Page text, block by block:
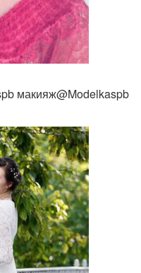
макияж@Modelkaspb